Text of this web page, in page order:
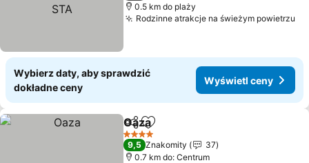
0.5 km do plaży
Rodzinne atrakcje na świeżym powietrzu
Wybierz daty, aby sprawdzić
dokładne ceny
Wyświetl ceny
UdostępnijDodaj do ulubionych
Oaza
4 Kategoria
9,5 Znakomity
37
0.7 km do: Centrum